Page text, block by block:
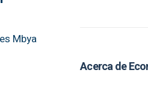
Mbya
Acerca de